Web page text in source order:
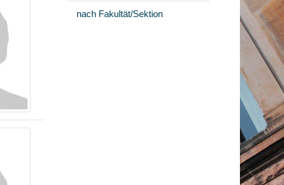
nach Fakultät/Sektion